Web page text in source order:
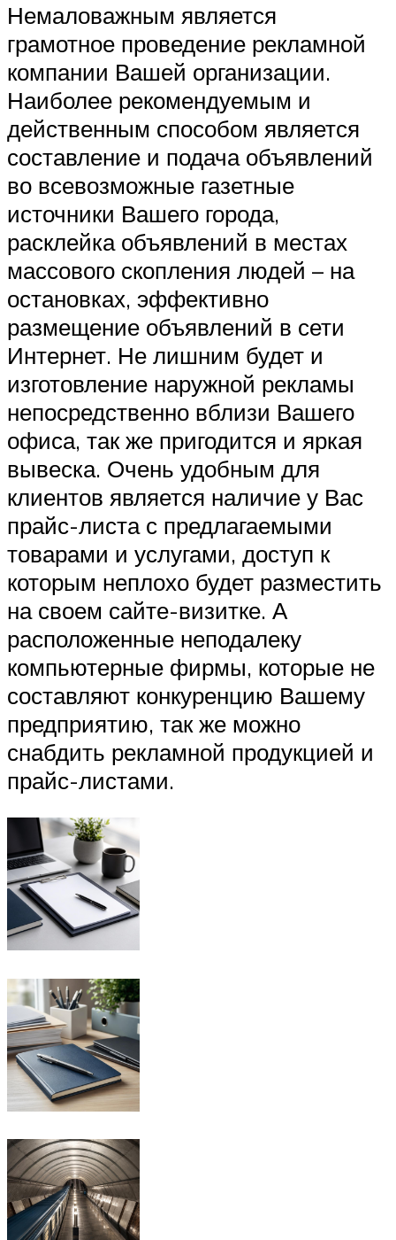
Немаловажным является
грамотное проведение рекламной
компании Вашей организации.
Наиболее рекомендуемым и
действенным способом является
составление и подача объявлений
во всевозможные газетные
источники Вашего города,
расклейка объявлений в местах
массового скопления людей – на
остановках, эффективно
размещение объявлений в сети
Интернет. Не лишним будет и
изготовление наружной рекламы
непосредственно вблизи Вашего
офиса, так же пригодится и яркая
вывеска. Очень удобным для
клиентов является наличие у Вас
прайс-листа с предлагаемыми
товарами и услугами, доступ к
которым неплохо будет разместить
на своем сайте-визитке. А
расположенные неподалеку
компьютерные фирмы, которые не
составляют конкуренцию Вашему
предприятию, так же можно
снабдить рекламной продукцией и
прайс-листами.